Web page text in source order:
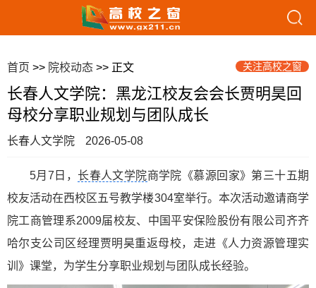
首页 >> 院校动态 >> 正文 关注高校之窗
长春人文学院：黑龙江校友会会长贾明昊回
母校分享职业规划与团队成长
长春人文学院 2026-05-08
5月7日， 长春人文学院商学院《慕源回家》第三十五期
校友活动在西校区五号教学楼304室举行。本次活动邀请商学
院工商管理系2009届校友、中国平安保险股份有限公司齐齐
哈尔支公司区经理贾明昊重返母校，走进《人力资源管理实
训》课堂，为学生分享职业规划与团队成长经验。